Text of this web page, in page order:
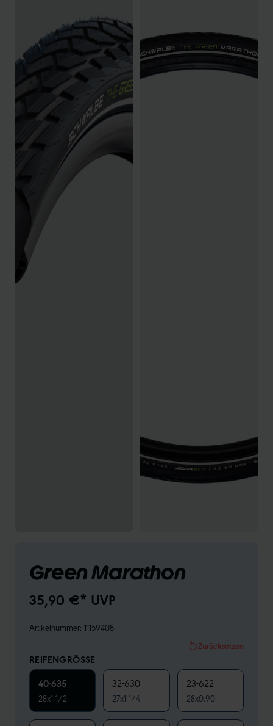
Green Marathon
35,90 €* UVP
Artikelnummer: 11159408
Zurücksetzen
REIFENGRÖSSE
40-635
28x1 1/2
32-630
27x1 1/4
23-622
28x0.90